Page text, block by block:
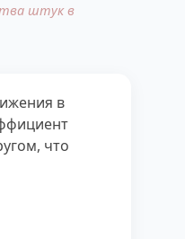
штук в
в
что